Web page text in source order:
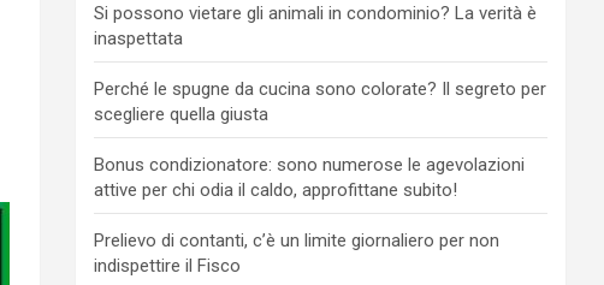
Si possono vietare gli animali in condominio? La verità è
inaspettata
Perché le spugne da cucina sono colorate? Il segreto per
scegliere quella giusta
Bonus condizionatore: sono numerose le agevolazioni
attive per chi odia il caldo, approfittane subito!
Prelievo di contanti, c’è un limite giornaliero per non
indispettire il Fisco